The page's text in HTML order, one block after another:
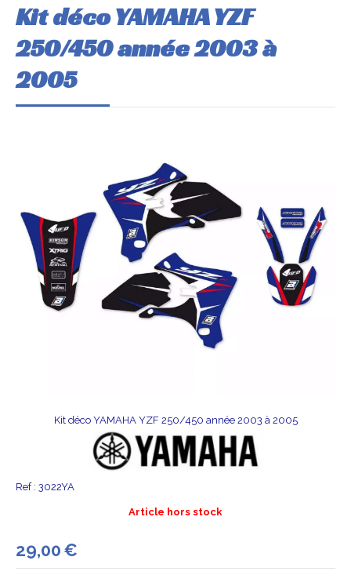
Kit déco YAMAHA YZF
250/450 année 2003 à
2005
Kit déco YAMAHA YZF 250/450 année 2003 à 2005
Ref : 3022YA
29,00€
Article hors stock